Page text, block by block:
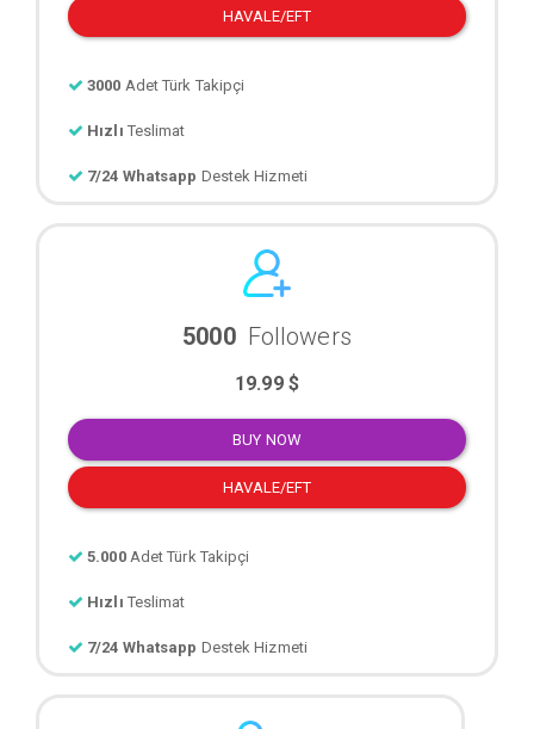
HAVALE/EFT
3000 Adet Türk Takipçi
Hızlı Teslimat
7/24 Whatsapp Destek Hizmeti
5000 Followers
19.99 $
BUY NOW
HAVALE/EFT
5.000 Adet Türk Takipçi
Hızlı Teslimat
7/24 Whatsapp Destek Hizmeti